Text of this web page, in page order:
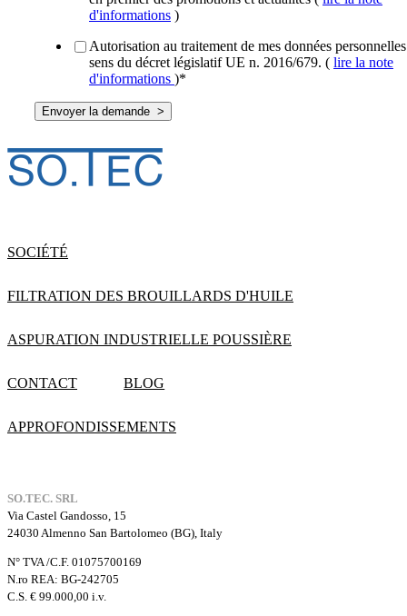
d'informations )
Autorisation au traitement de mes données
sens du décret législatif UE n. 2016/679. ( lire la note
d'informations )*
SOCIÉTÉ
FILTRATION DES BROUILLARDS D'HUILE
ASPURATION INDUSTRIELLE POUSSIÈRE
CONTACT BLOG
APPROFONDISSEMENTS
SO.TEC. SRL
Via Castel Gandosso, 15
24030 Almenno San Bartolomeo (BG), Italy
N° TVA /C.F. 01075700169
N.ro REA: BG-242705
C.S. € 99.000,00 i.v.